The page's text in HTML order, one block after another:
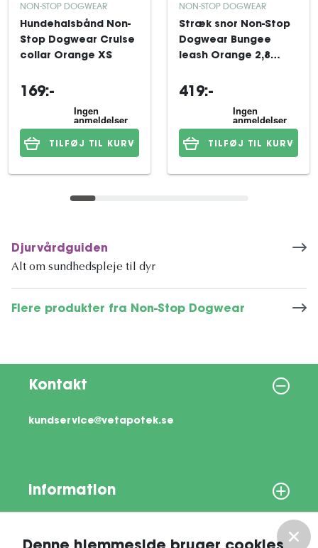
NON-STOP DOGWEAR
Hundehalsbånd Non-
Stop Dogwear Cruise
collar Orange XS
169:-
TILFØJ TIL KURV
NON-STOP DOGWEAR
Stræk snor Non-Stop
Dogwear Bungee
leash Orange 2,8
419:-
TILFØJ TIL KURV
Djurvårdguiden
Alt om sundhedspleje til dyr
Flere produkter fra Non-Stop Dogwear
Kontakt
kundservice@vetapotek.se
Information